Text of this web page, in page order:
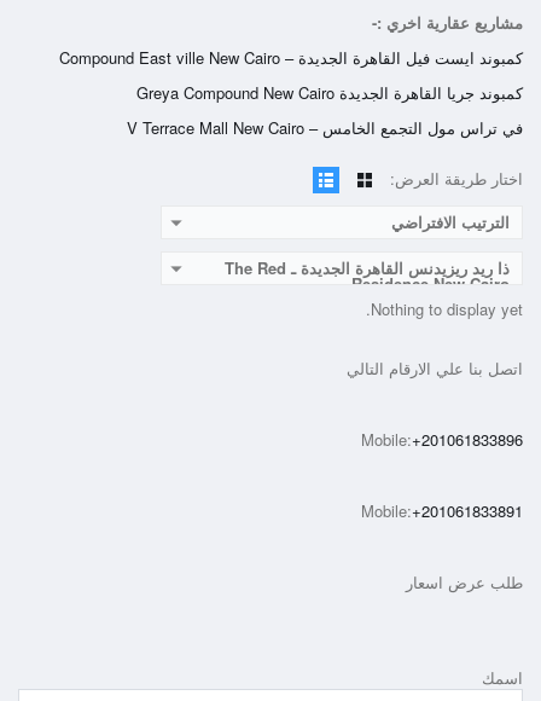
مشاريع عقارية اخري :-
كمبوند ايست فيل القاهرة الجديدة – Compound East ville New Cairo
كمبوند جريا القاهرة الجديدة Greya Compound New Cairo
في تراس مول التجمع الخامس – V Terrace Mall New Cairo
اختار طريقة العرض:
الترتيب الافتراضي
ذا ريد ريزيدنس القاهرة الجديدة ـ The Red
Residence New Cairo
Nothing to display yet.
اتصل بنا علي الارقام التالي
Mobile:+201061833896
Mobile:+201061833891
طلب عرض اسعار
اسمك